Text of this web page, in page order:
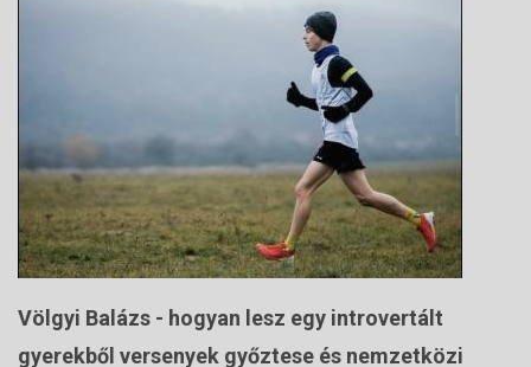
Völgyi Balázs - hogyan lesz egy introvertált
gyerekből versenyek győztese és nemzetközi